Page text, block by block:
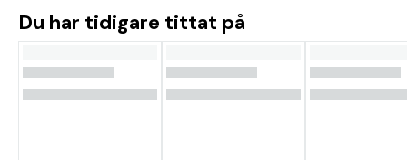
Du har tidigare tittat på